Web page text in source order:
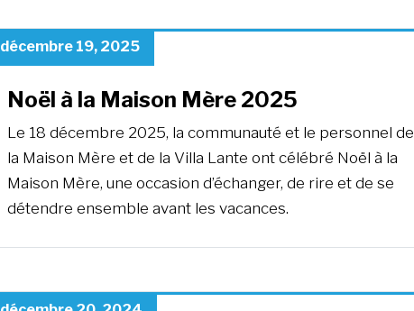
décembre 19, 2025
Noël à la Maison Mère 2025
Le 18 décembre 2025, la communauté et le personnel de
la Maison Mère et de la Villa Lante ont célébré Noël à la
Maison Mère, une occasion d’échanger, de rire et de se
détendre ensemble avant les vacances.